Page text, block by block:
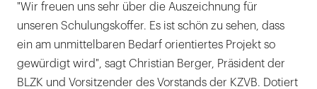
"Wir freuen uns sehr über die Auszeichnung für
unseren Schulungskoffer. Es ist schön zu sehen, dass
ein am unmittelbaren Bedarf orientiertes Projekt so
gewürdigt wird", sagt Christian Berger, Präsident der
BLZK und Vorsitzender des Vorstands der KZVB. Dotiert